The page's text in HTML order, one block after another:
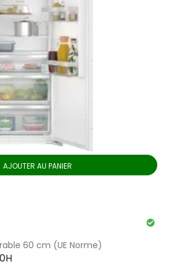
AJOUTER AU PANIER
60 cm (UE Norme)